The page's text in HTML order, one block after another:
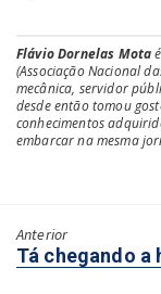
Flávio Dornelas Mota
(Associação Nacional
mecânica, servidor
desde então tomou
conhecimentos
embarcar na mesma
Anterior
Próximo:
Tá chegando